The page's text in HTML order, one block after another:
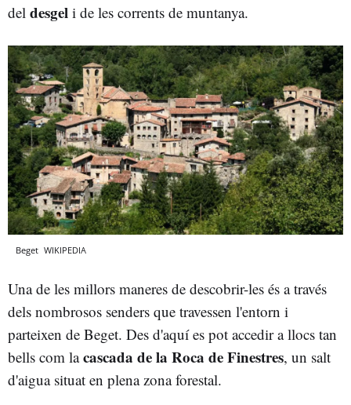
del desgel i de les corrents de muntanya.
Beget WIKIPEDIA
Una de les millors maneres de descobrir-les és a través
dels nombrosos senders que travessen l'entorn i
parteixen de Beget. Des d'aquí es pot accedir a llocs tan
bells com lacascada de la Roca de Finestres, un salt
d'aigua situat en plena zona forestal.